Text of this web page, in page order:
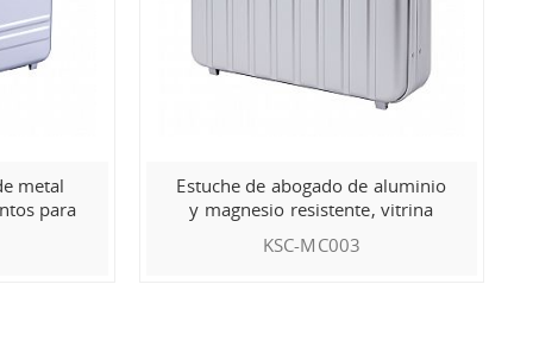
metal
para
Estuche de abogado de aluminio
y magnesio resistente, vitrina
KSC-MC003